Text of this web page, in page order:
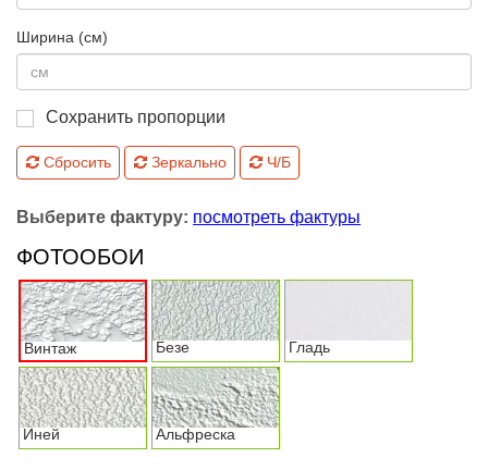
Ширина (см)
Сохранить пропорции
Сбросить Зеркально Ч/Б
Выберите фактуру: посмотреть фактуры
ФОТООБОИ
Винтаж Безе Гладь
Иней Альфреска